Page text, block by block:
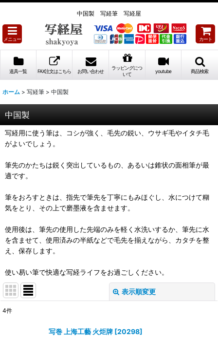
中国製 写経筆 写経屋
メニュー カート
道具一覧 FAX注文はこちら お問い合わせ
ラッピングにつ
いて
youtube 商品検索
ホーム > 写経筆 > 中国製
中国製
写経用に使う筆は、コシが強く、毛先の鋭い、ウサギ毛やイタチ毛
がよいでしょう。
筆先のかたちは鋭く突出しているもの、あるいは錐状の面相筆が最
適です。
筆をおろすときは、指先で筆先を丁寧にもみほぐし、水につけて糊
気をとり、その上で磨墨液を含ませます。
使用後は、筆先の使用した先端のみを軽く水洗いするか、筆先に水
を含ませて、使用済みの半紙などで毛先を揃えながら、カタチを整
え、保存します。
使い易い筆で快適な写経ライフをお過ごしください。
表示順変更
4件
写巻 上海工藝 火炬牌 [20298]